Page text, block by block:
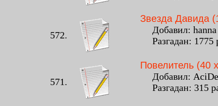
572.
Звезда Давида
Добавил: hanna
Разгадан:
571.
Повелитель (40
Добавил:
Разгадан: 315